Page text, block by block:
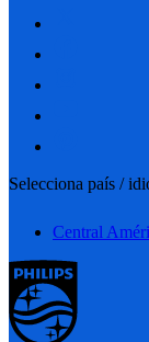
Selecciona país /
Central